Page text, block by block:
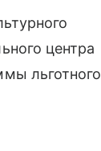
центра
льготного